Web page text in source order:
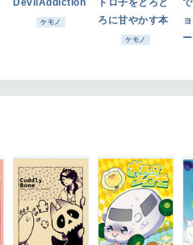
ケモノ
ろに甘やかす本
ケモノ